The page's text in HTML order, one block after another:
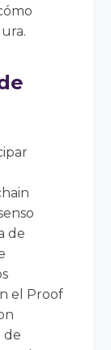
de
el Proof
de